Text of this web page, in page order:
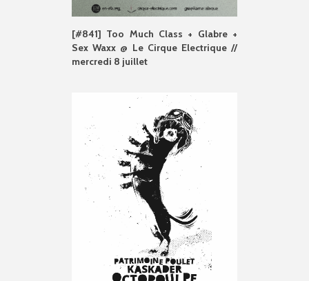
[#841] Too Much Class + Glabre +
Sex Waxx @ Le Cirque Electrique //
mercredi 8 juillet